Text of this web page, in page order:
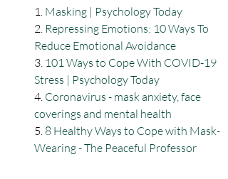
1. Masking | Psychology Today
2. Repressing Emotions: 10 Ways To
Reduce Emotional Avoidance
3. 101 Ways to Cope With COVID-19
Stress | Psychology Today
4. Coronavirus - mask anxiety, face
coverings and mental health
5. 8 Healthy Ways to Cope with Mask-
Wearing - The Peaceful Professor